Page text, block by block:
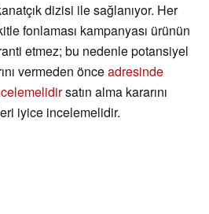
dizisi ile sağlanıyor. Her
fonlaması kampanyası ürünün
etmez; bu nedenle potansiyel
vermeden önceadresinde
satın alma kararını
iyice incelemelidir.